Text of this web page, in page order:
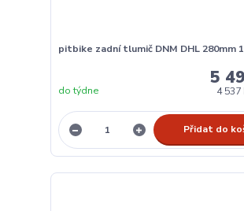
pitbike zadní tlumič DNM DHL 280mm
5
4 537
do týdne
Přidat do